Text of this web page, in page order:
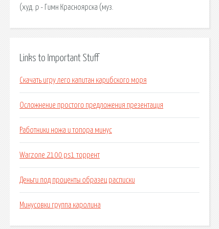
(худ. р - Гимн Красноярска (муз.
Links to Important Stuff
Скачать игру лего капитан карибского моря
Осложнение простого предложения презентация
Работники ножа и топора минус
Warzone 2100 ps1 торрент
Деньги под проценты образец расписки
Минусовки группа каролина